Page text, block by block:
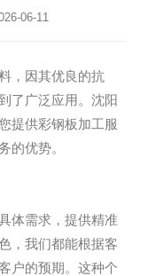
06-11
，因其优良的抗
了广泛应用。沈阳
提供彩钢板加工服
的优势。
体需求，提供精准
，我们都能根据客
户的预期。这种个